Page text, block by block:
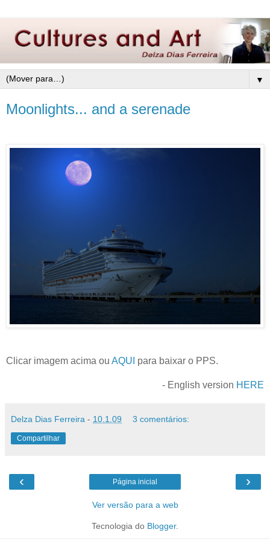
▼
Moonlights... and a serenade
Clicar imagem acima ou AQUI para baixar o PPS.
- English version HERE
Delza Dias Ferreira - 10.1.09 3 comentários:
Compartilhar
‹ ›
Página inicial
Ver versão para a web
Tecnologia do Blogger.